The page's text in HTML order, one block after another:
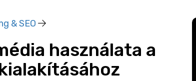
& SEO
használata a